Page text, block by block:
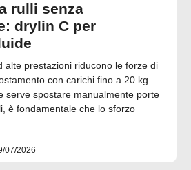
rulli senza
drylin C per
alte prestazioni riducono le forze di
con carichi fino a 20 kg
serve spostare manualmente porte
è fondamentale che lo sforzo
07/2026